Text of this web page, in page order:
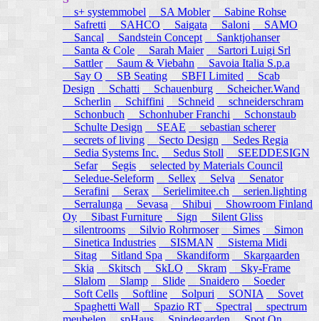
s+ systemmobel
SA Mobler
Sabine Rohse
Safretti
SAHCO Saigata Saloni
SAMO
Sancal
Sandstein Concept
Sanktjohanser
Santa & Cole
Sarah Maier
Sartori Luigi Srl
Sattler
Saum & Viebahn
Savoia Italia S.p.a
Say O
SB Seating SBFI Limited
Scab
Design
Schatti Schauenburg
Scheicher.Wand
Scherlin
Schiffini Schneid
schneiderschram
Schonbuch
Schonhuber Franchi
Schonstaub
Schulte Design
SEAE
sebastian scherer
secrets of living
Secto Design
Sedes Regia
Sedia Systems Inc.
Sedus Stoll
SEEDDESIGN
Sefar
Segis
selected by Materials Council
Seledue-Seleform
Sellex Selva
Senator
Serafini
Serax Serielimitee.ch
serien.lighting
Serralunga
Sevasa Shibui
Showroom Finland
Oy
Sibast Furniture Sign
Silent Gliss
silentrooms
Silvio Rohrmoser Simes Simon
Sinetica Industries
SISMAN
Sistema Midi
Sitag
Sitland Spa Skandiform
Skargaarden
Skia
Skitsch SkLO Skram
Sky-Frame
Slalom
Slamp Slide Snaidero
Soeder
Soft Cells
Softline Solpuri SONIA
Sovet
Spaghetti Wall
Spazio RT Spectral
spectrum